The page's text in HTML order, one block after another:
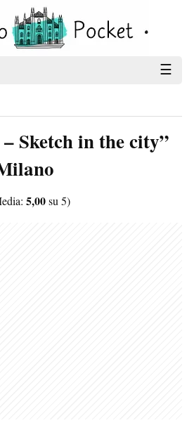
☰
– Sketch in the city”
5,00su 5)